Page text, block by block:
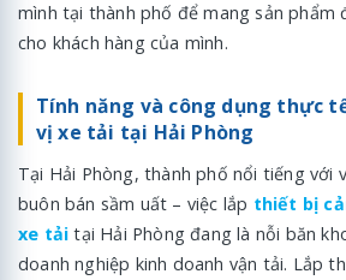
mình tại thành phố để mang sản phẩm
cho khách hàng của mình.
Tính năng và công dụng thực
vị xe tải tại Hải Phòng
Tại Hải Phòng, thành phố nổi tiếng với
buôn bán sầm uất – việc lắp thiết bị
xe tải tại Hải Phòng đang là nỗi băn
doanh nghiệp kinh doanh vận tải. Lắp